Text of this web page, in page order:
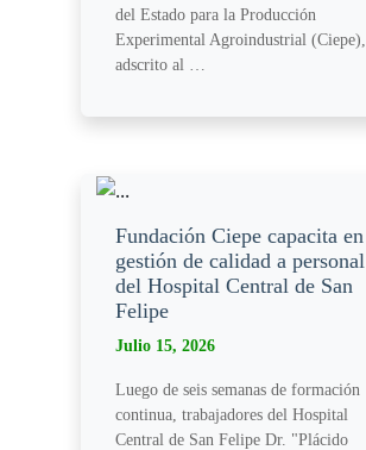
del Estado para la Producción
Experimental Agroindustrial (Ciepe),
adscrito al …
Fundación Ciepe capacita en
gestión de calidad a personal
del Hospital Central de San
Felipe
Julio 15, 2026
Luego de seis semanas de formación
continua, trabajadores del Hospital
Central de San Felipe Dr. "Plácido